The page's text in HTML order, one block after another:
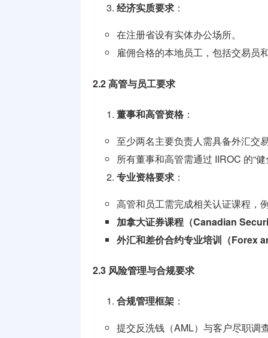
经济实质要求 ：
在注册省设有实体办公场所。
雇佣合格的本地员工，包括交易员
2.2 高管与员工要求
董事和高管资格 ：
至少两名主要负责人需具备外汇交
所有董事和高管需通过 IIROC 的“
专业资格要求 ：
高管和员工需完成相关认证课程，
加拿大证券课程（Canadian
外汇和差价合约专业培训（Forex
2.3 风险管理与合规要求
合规管理框架 ：
提交反洗钱（AML）与客户尽职调